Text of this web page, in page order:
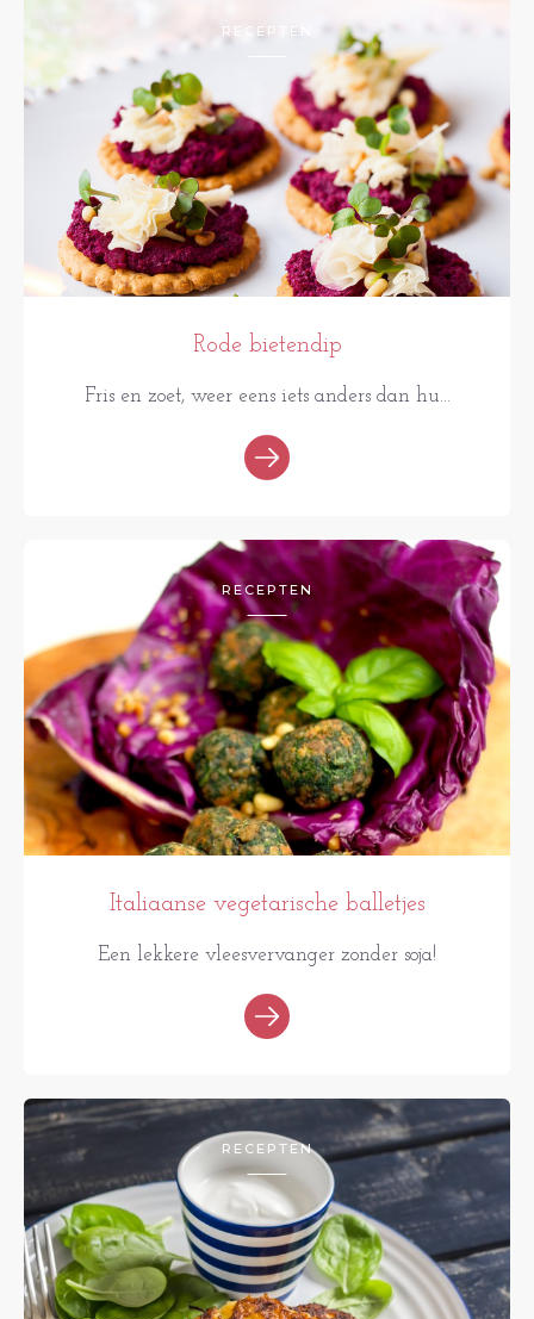
RECEPTEN
Rode bietendip
Fris en zoet, weer eens iets anders dan hu...
RECEPTEN
Italiaanse vegetarische balletjes
Een lekkere vleesvervanger zonder soja!
RECEPTEN